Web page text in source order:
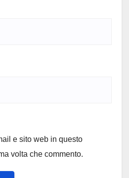
e sito web in questo
volta che commento.